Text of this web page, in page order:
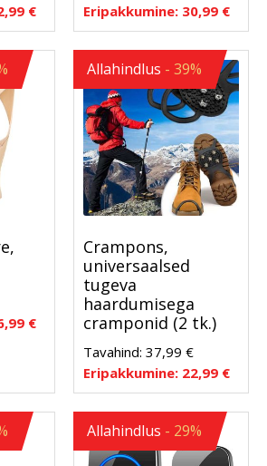
€
Eripakkumine: 30,99 €
€
Allahindlus - 39%
Crampons,
universaalsed
tugeva
haardumisega
cramponid (2 tk.)
Tavahind: 37,99 €
Eripakkumine: 22,99 €
Allahindlus - 29%